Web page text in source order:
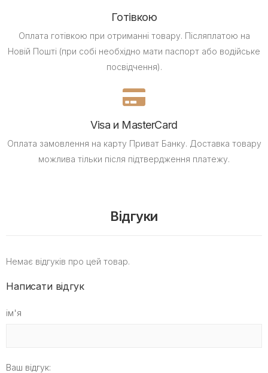
Готівкою
Оплата готівкою при отриманні товару. Післяплатою на
Новій Пошті (при собі необхідно мати паспорт або водійське
посвідчення).
Visa и MasterCard
Оплата замовлення на карту Приват Банку. Доставка товару
можлива тільки після підтвердження платежу.
Відгуки
Немає відгуків про цей товар.
Написати відгук
ім'я
Ваш відгук: